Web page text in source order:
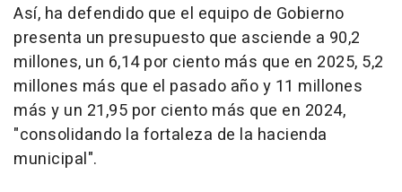
Así, ha defendido que el equipo de Gobierno
presenta un presupuesto que asciende a 90,2
millones, un 6,14 por ciento más que en 2025, 5,2
millones más que el pasado año y 11 millones
más y un 21,95 por ciento más que en 2024,
"consolidando la fortaleza de la hacienda
municipal".